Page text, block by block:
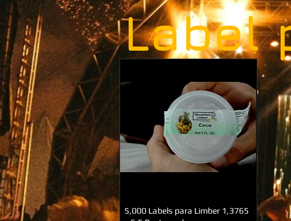
Label
5,000 Labels para Limber 1,3765